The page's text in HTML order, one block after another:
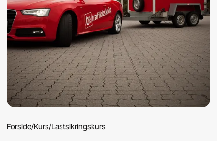
Forside/Kurs/Lastsikringskurs